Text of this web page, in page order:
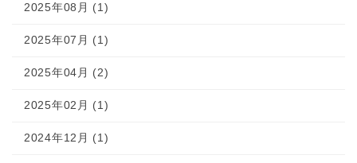
2025年08月 (1)
2025年07月 (1)
2025年04月 (2)
2025年02月 (1)
2024年12月 (1)